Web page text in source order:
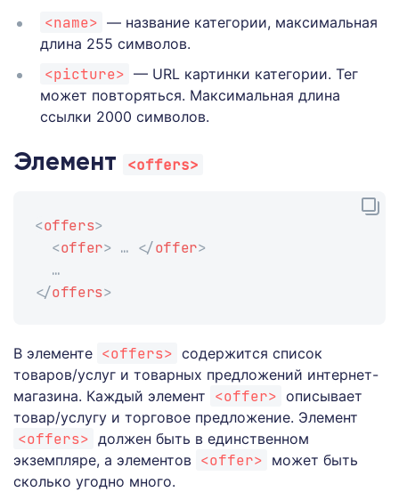
<name> — название категории, максимальная
длина 255 символов.
<picture> — URL картинки категории. Тег
может повторяться. Максимальная длина
ссылки 2000 символов.
Элемент <offers>
<offers>
<offer> … </offer>
  …
</offers>
В элементе <offers> содержится список
товаров/услуг и товарных предложений интернет-
магазина. Каждый элемент <offer> описывает
товар/услугу и торговое предложение. Элемент
<offers> должен быть в единственном
экземпляре, а элементов <offer> может быть
сколько угодно много.